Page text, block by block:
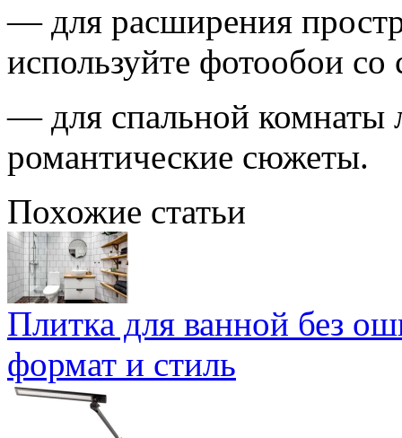
— для расширения
используйте фотообои
— для спальной комнаты
романтические сюжеты.
Похожие статьи
Плитка для ванной без
формат и стиль